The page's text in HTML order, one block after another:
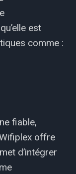
est
comme :
fiable,
offre
d’intégrer